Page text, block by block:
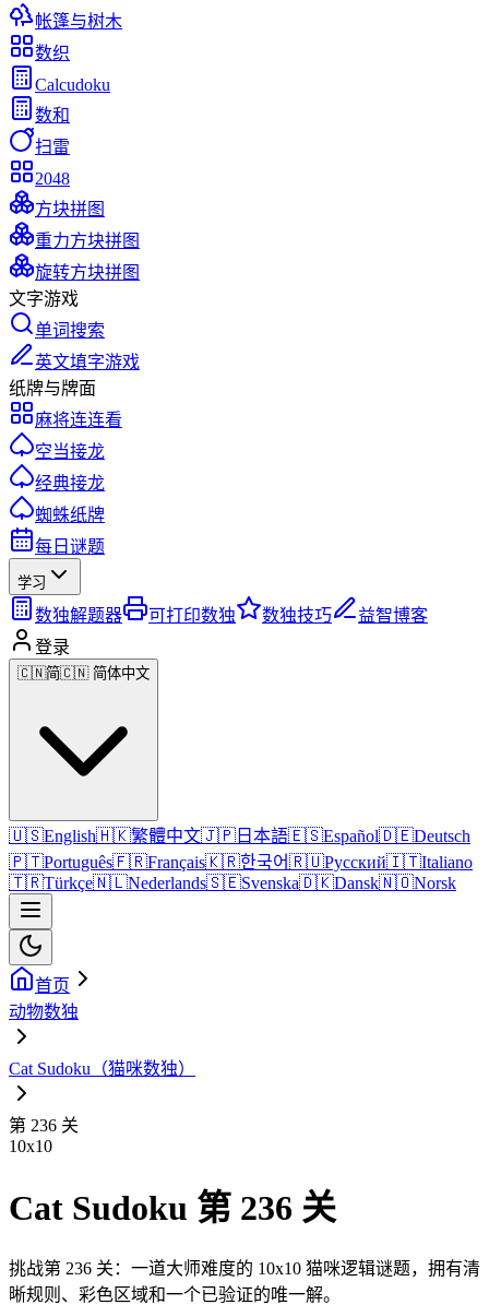
帐篷与树木
数织
Calcudoku
数和
扫雷
2048
方块拼图
重力方块拼图
旋转方块拼图
文字游戏
单词搜索
英文填字游戏
纸牌与牌面
麻将连连看
空当接龙
经典接龙
蜘蛛纸牌
每日谜题
学习
数独解题器 可打印数独 数独技巧
益智博客
登录
🇨🇳简🇨🇳 简体中文
🇺🇸English🇭🇰繁體中文🇯🇵 日本語🇪🇸Español🇩🇪Deutsch
🇵🇹Português🇫🇷Français🇰🇷한국어🇷🇺Русский🇮🇹Italiano
🇹🇷Türkçe🇳🇱Nederlands🇸🇪Svenska🇩🇰Dansk🇳🇴Norsk
首页
动物数独
Cat Sudoku（猫咪数独）
第 236 关
10x10
Cat Sudoku 第 236 关
挑战第 236 关：一道大师难度的 10x10 猫咪逻辑谜题，拥有清
晰规则、彩色区域和一个已验证的唯一解。